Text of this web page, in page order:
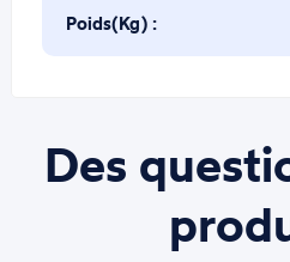
Poids(Kg) :
Des